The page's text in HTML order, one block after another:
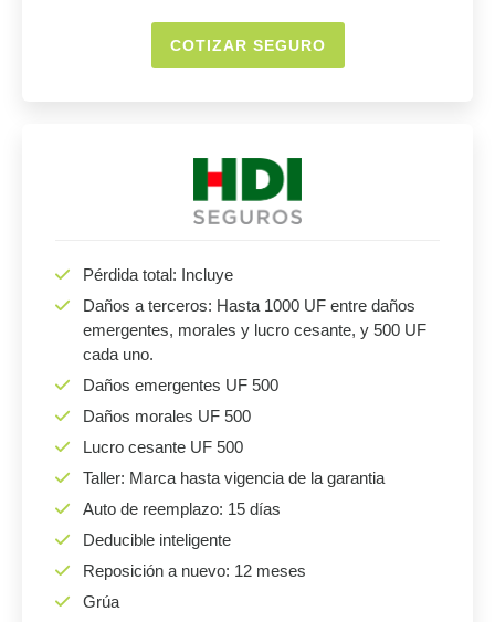
COTIZAR SEGURO
Pérdida total: Incluye
Daños a terceros: Hasta 1000 UF entre daños
emergentes, morales y lucro cesante, y 500 UF
cada uno.
Daños emergentes UF 500
Daños morales UF 500
Lucro cesante UF 500
Taller: Marca hasta vigencia de la garantia
Auto de reemplazo: 15 días
Deducible inteligente
Reposición a nuevo: 12 meses
Grúa